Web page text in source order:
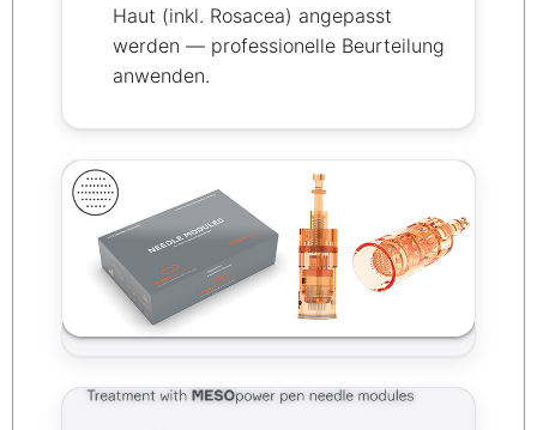
Haut (inkl. Rosacea) angepasst
werden — professionelle Beurteilung
anwenden.